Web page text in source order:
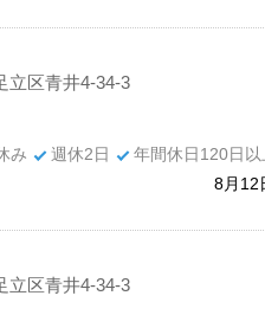
立区青井4-34-3
み 週休2日 年間休日120日以
8月12
立区青井4-34-3